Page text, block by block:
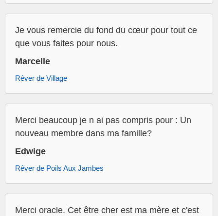
Je vous remercie du fond du cœur pour tout ce
que vous faites pour nous.
Marcelle
Rêver de Village
Merci beaucoup je n ai pas compris pour : Un
nouveau membre dans ma famille?
Edwige
Rêver de Poils Aux Jambes
Merci oracle. Cet être cher est ma mère et c'est